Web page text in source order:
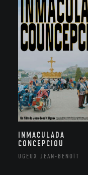
INMACULADA
CONCEPCIOU
UGEUX JEAN-BENOÎT